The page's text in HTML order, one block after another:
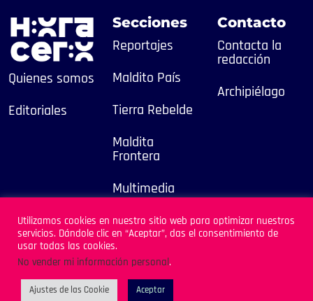
Quienes somos
Editoriales
Secciones
Reportajes
Maldito País
Tierra Rebelde
Maldita
Frontera
Multimedia
2025
Contacto
Contacta la
redacción
Archipiélago
Sitio Desarrollado por
Archipiélago
Utilizamos cookies en nuestro sitio web para optimizar nuestros
servicios. Dándole clic en “Aceptar”, das el consentimiento de
usar todas las cookies.
No vender mi información personal.
Ajustes de las Cookie Aceptar